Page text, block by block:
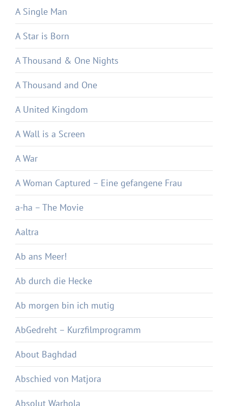
A Single Man
A Star is Born
A Thousand & One Nights
A Thousand and One
A United Kingdom
A Wall is a Screen
A War
A Woman Captured – Eine gefangene Frau
a-ha – The Movie
Aaltra
Ab ans Meer!
Ab durch die Hecke
Ab morgen bin ich mutig
AbGedreht – Kurzfilmprogramm
About Baghdad
Abschied von Matjora
Absolut Warhola